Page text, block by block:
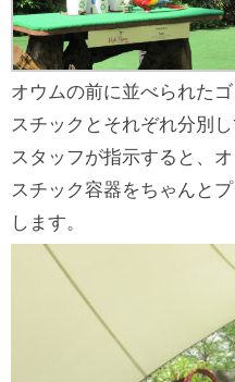
オウムの前に並べられた
スチックとそれぞれ分別
スタッフが指示すると、
スチック容器をちゃんと
します。